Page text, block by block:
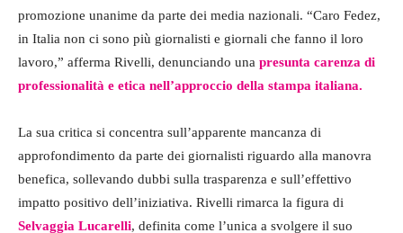
promozione unanime da parte dei media nazionali. “Caro Fedez,
in Italia non ci sono più giornalisti e giornali che fanno il loro
lavoro,” afferma Rivelli, denunciando una presunta carenza di
professionalità e etica nell’approccio della stampa italiana.
La sua critica si concentra sull’apparente mancanza di
approfondimento da parte dei giornalisti riguardo alla manovra
benefica, sollevando dubbi sulla trasparenza e sull’effettivo
impatto positivo dell’iniziativa. Rivelli rimarca la figura di
Selvaggia Lucarelli, definita come l’unica a svolgere il suo